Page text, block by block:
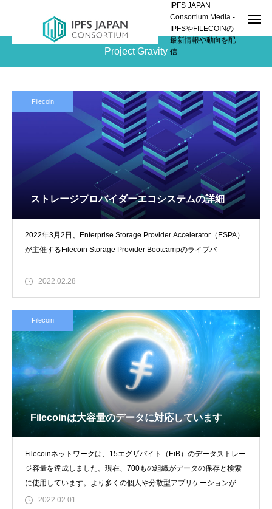
IPFS JAPAN
Consortium Media -
IPFSやFILECOINの
最新情報や動向を配
信
Project Gravity
Filecoin
ストレージプロバイダーエコシステムの詳細
2022年3月2日、Enterprise Storage Provider Accelerator（ESPA）
が主催するFilecoin Storage Provider Bootcampのライブバ
2022.02.28
Filecoin
Filecoinは大容量のデータに対応しています
Filecoinネットワークは、15エグザバイト（EiB）のデータストレー
ジ容量を達成しました。現在、700もの組織がデータの保存と検索
に使用しています。より多くの個人や分散型アプリケーションが分
散
2022.02.01